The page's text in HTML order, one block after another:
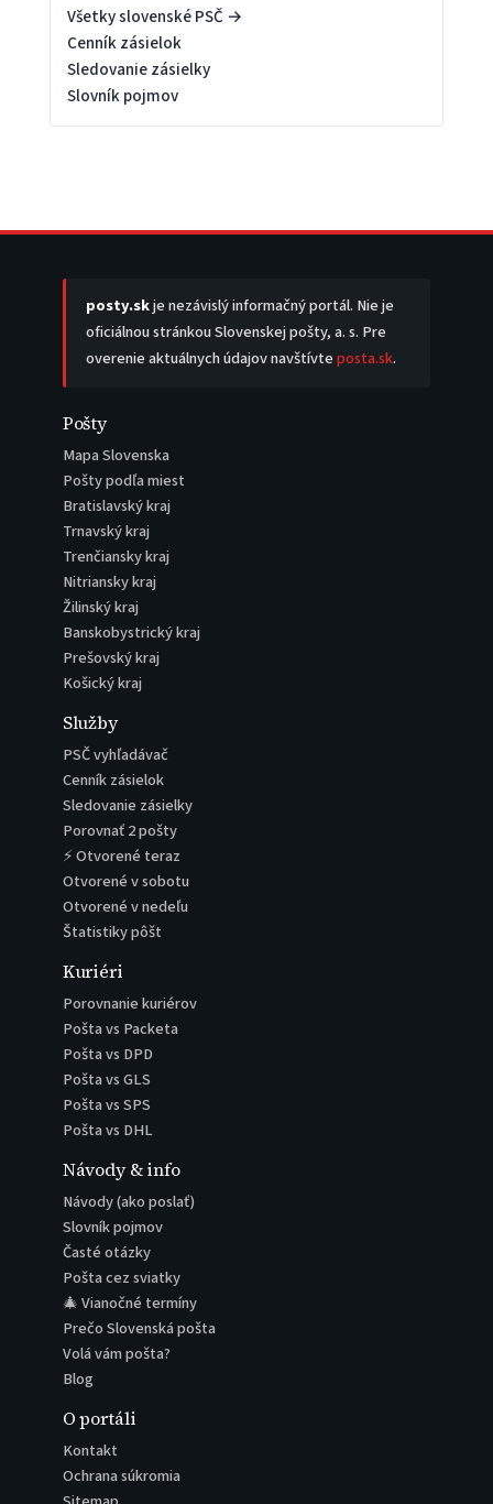
Všetky slovenské PSČ →
Cenník zásielok
Sledovanie zásielky
Slovník pojmov
posty.skje nezávislý informačný portál. Nie je
oficiálnou stránkou Slovenskej pošty, a. s. Pre
overenie aktuálnych údajov navštívteposta.sk.
Pošty
Mapa Slovenska
Pošty podľa miest
Bratislavský kraj
Trnavský kraj
Trenčiansky kraj
Nitriansky kraj
Žilinský kraj
Banskobystrický kraj
Prešovský kraj
Košický kraj
Služby
PSČ vyhľadávač
Cenník zásielok
Sledovanie zásielky
Porovnať 2 pošty
⚡ Otvorené teraz
Otvorené v sobotu
Otvorené v nedeľu
Štatistiky pôšt
Kuriéri
Porovnanie kuriérov
Pošta vs Packeta
Pošta vs DPD
Pošta vs GLS
Pošta vs SPS
Pošta vs DHL
Návody & info
Návody (ako poslať)
Slovník pojmov
Časté otázky
Pošta cez sviatky
🎄 Vianočné termíny
Prečo Slovenská pošta
Volá vám pošta?
Blog
O portáli
Kontakt
Ochrana súkromia